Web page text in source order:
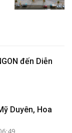
đến Diễn
Duyên, Hoa